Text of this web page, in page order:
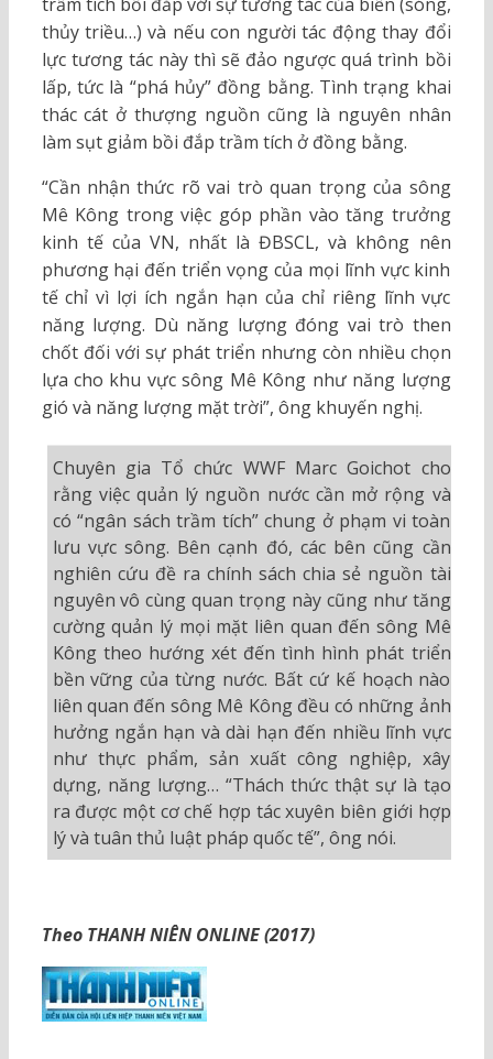
thủy triều…) và nếu con người tác động thay đổi
lực tương tác này thì sẽ đảo ngược quá trình bồi
lấp, tức là “phá hủy” đồng bằng. Tình trạng khai
thác cát ở thượng nguồn cũng là nguyên nhân
làm sụt giảm bồi đắp trầm tích ở đồng bằng.
“Cần nhận thức rõ vai trò quan trọng của sông
Mê Kông trong việc góp phần vào tăng trưởng
kinh tế của VN, nhất là ĐBSCL, và không nên
phương hại đến triển vọng của mọi lĩnh vực kinh
tế chỉ vì lợi ích ngắn hạn của chỉ riêng lĩnh vực
năng lượng. Dù năng lượng đóng vai trò then
chốt đối với sự phát triển nhưng còn nhiều chọn
lựa cho khu vực sông Mê Kông như năng lượng
gió và năng lượng mặt trời”, ông khuyến nghị.
Chuyên gia Tổ chức WWF Marc Goichot cho
rằng việc quản lý nguồn nước cần mở rộng và
có “ngân sách trầm tích” chung ở phạm vi toàn
lưu vực sông. Bên cạnh đó, các bên cũng cần
nghiên cứu đề ra chính sách chia sẻ nguồn tài
nguyên vô cùng quan trọng này cũng như tăng
cường quản lý mọi mặt liên quan đến sông Mê
Kông theo hướng xét đến tình hình phát triển
bền vững của từng nước. Bất cứ kế hoạch nào
liên quan đến sông Mê Kông đều có những ảnh
hưởng ngắn hạn và dài hạn đến nhiều lĩnh vực
như thực phẩm, sản xuất công nghiệp, xây
dựng, năng lượng… “Thách thức thật sự là tạo
ra được một cơ chế hợp tác xuyên biên giới hợp
lý và tuân thủ luật pháp quốc tế”, ông nói.
Theo THANH NIÊN ONLINE (2017)